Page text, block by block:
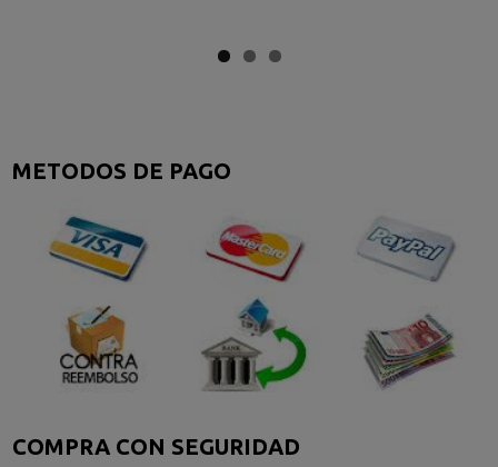
METODOS DE PAGO
COMPRA CON SEGURIDAD